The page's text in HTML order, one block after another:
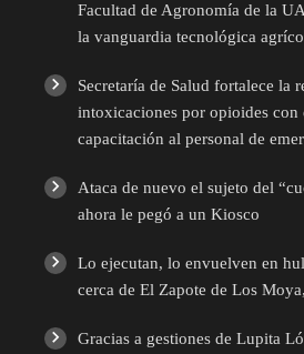
Facultad de Agronomía de la
la vanguardia tecnológica
Secretaría de Salud fortalece la
intoxicaciones por opioides con
capacitación al personal de
Ataca de nuevo el sujeto del
ahora le pegó a un Kiosco
Lo ejecutan, lo envuelven en
cerca de El Zapote de Los
Gracias a gestiones de Lupita